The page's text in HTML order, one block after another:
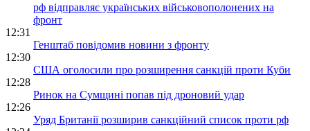
рф відправляє українських військовополонених на
фронт
12:31
Генштаб повідомив новини з фронту
12:30
США оголосили про розширення санкцій проти Куби
12:28
Ринок на Сумщині попав під дроновий удар
12:26
Уряд Британії розширив санкційний список проти рф